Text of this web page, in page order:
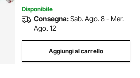
Disponibile
Consegna:Sab. Ago. 8 - Mer.
Ago. 12
Aggiungi al carrello